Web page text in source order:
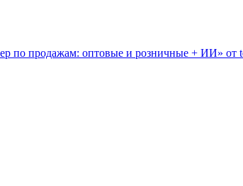
по продажам: оптовые и розничные + ИИ» от